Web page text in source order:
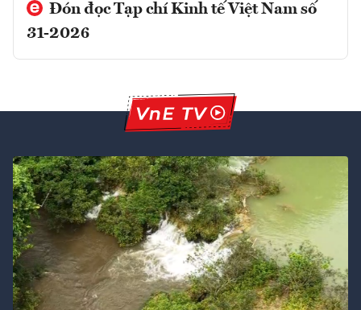
Đón đọc Tạp chí Kinh tế Việt Nam số
31-2026